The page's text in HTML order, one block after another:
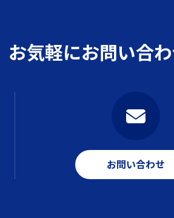
お気軽にお問い合
お問い合わせ